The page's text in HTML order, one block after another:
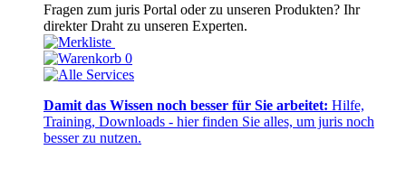
Fragen zum juris Portal oder zu unseren Produkten? Ihr
direkter Draht zu unseren Experten.
0
Damit das Wissen noch besser für Sie arbeitet: Hilfe,
Training, Downloads - hier finden Sie alles, um juris noch
besser zu nutzen.